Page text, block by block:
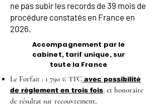
ne pas subir les records de 39 mois de
procédure constatés en France en
2026.
Accompagnement par le
cabinet, tarif unique, sur
toute la France
Le Forfait : 1 790 € TTC avec possibilité
de règlement en trois fois, et honoraire
de résultat sur recouvrement,